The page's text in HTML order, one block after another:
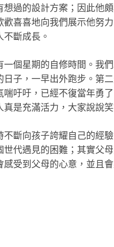
想過的設計方案；因此他
歡喜喜地向我們展示他努
斷成長。
一個星期的自修時間。我
日子，一早出外跑步。第
喘吁吁，已經不復當年勇
真是充滿活力，大家說說
不斷向孩子誇耀自己的經
世代遇見的困難；其實父
感受到父母的心意，並且